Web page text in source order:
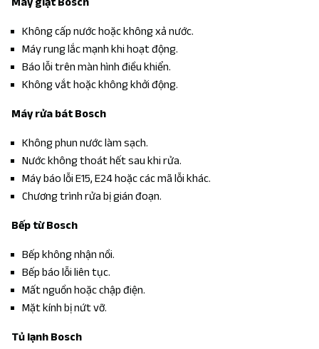
Không cấp nước hoặc không xả nước.
Máy rung lắc mạnh khi hoạt động.
Báo lỗi trên màn hình điều khiển.
Không vắt hoặc không khởi động.
Máy rửa bát Bosch
Không phun nước làm sạch.
Nước không thoát hết sau khi rửa.
Máy báo lỗi E15, E24 hoặc các mã lỗi khác.
Chương trình rửa bị gián đoạn.
Bếp từ Bosch
Bếp không nhận nồi.
Bếp báo lỗi liên tục.
Mất nguồn hoặc chập điện.
Mặt kính bị nứt vỡ.
Tủ lạnh Bosch